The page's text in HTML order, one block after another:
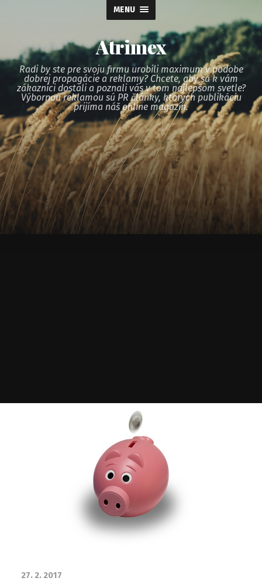
MENU
Atrimex
Radi by ste pre svoju firmu urobili maximum v podobe
dobrej propagácie a reklamy? Chcete, aby sa k vám
zákazníci dostali a poznali vás v tom najlepšom svetle?
Výbornou reklamou sú PR články, ktorých publikáciu
prijíma náš online magazín.
27. 2. 2017